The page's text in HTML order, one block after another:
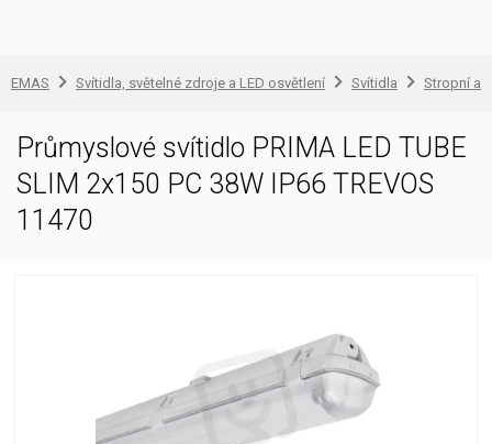
EMAS Svítidla, světelné zdroje a LED osvětlení Svítidla Stropní a
Průmyslové svítidlo PRIMA LED TUBE
SLIM 2x150 PC 38W IP66 TREVOS
11470